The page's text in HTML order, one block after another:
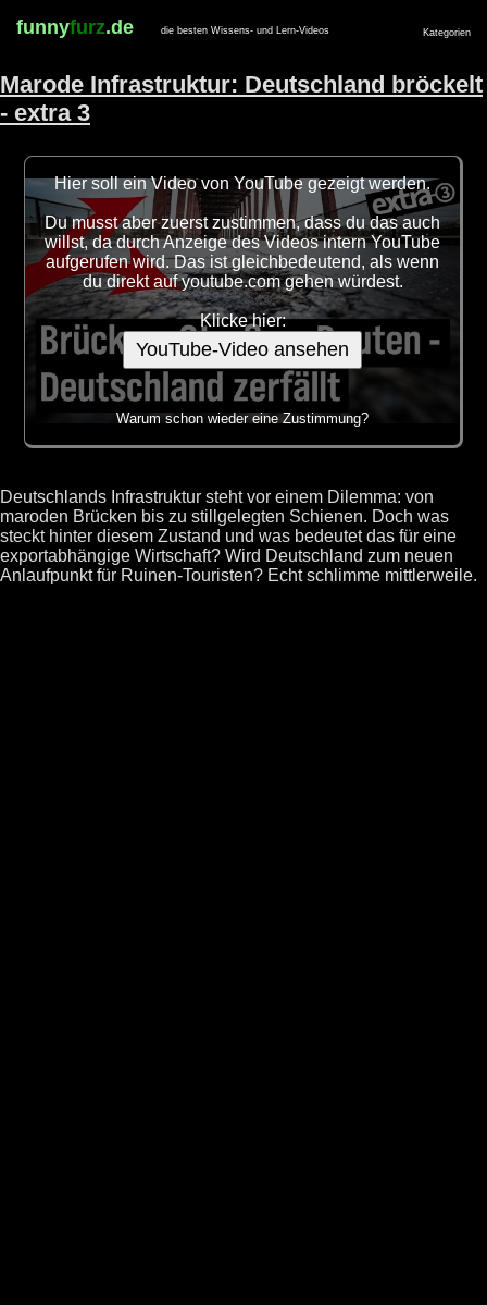
funnyfurz.de die besten Wissens- und Lern-Videos Kategorien
Marode Infrastruktur: Deutschland bröckelt
- extra 3
Hier soll ein Video von YouTube gezeigt werden.
Du musst aber zuerst zustimmen, dass du das auch
willst, da durch Anzeige des Videos intern YouTube
aufgerufen wird. Das ist gleichbedeutend, als wenn
du direkt auf youtube.com gehen würdest.
Klicke hier:
YouTube-Video ansehen
Warum schon wieder eine Zustimmung?
Deutschlands Infrastruktur steht vor einem Dilemma: von
maroden Brücken bis zu stillgelegten Schienen. Doch was
steckt hinter diesem Zustand und was bedeutet das für eine
exportabhängige Wirtschaft? Wird Deutschland zum neuen
Anlaufpunkt für Ruinen-Touristen? Echt schlimme mittlerweile.